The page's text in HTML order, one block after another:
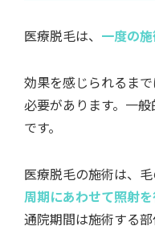
医療脱毛は、 一度の
効果を感じられるま
必要があります。一
です。
医療脱毛の施術は、
周期にあわせて照射
通院期間は施術する